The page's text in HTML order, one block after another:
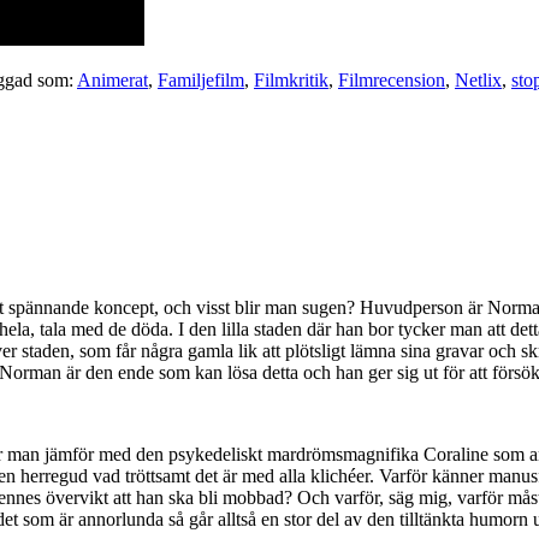
som: Animerat, Familjefilm, Filmkritik, Filmrecension, Netlix,
koncept, och visst blir man sugen? Huvudperson är
tala med de döda. I den lilla staden där han bor tycker man att
staden, som får några gamla lik att plötsligt lämna sina gravar och
är den ende som kan lösa detta och han ger sig ut för att
jämför med den psykedeliskt mardrömsmagnifika Coraline som
herregud vad tröttsamt det är med alla klichéer. Varför känner
övervikt att han ska bli mobbad? Och varför, säg mig, varför
som är annorlunda så går alltså en stor del av den tilltänkta